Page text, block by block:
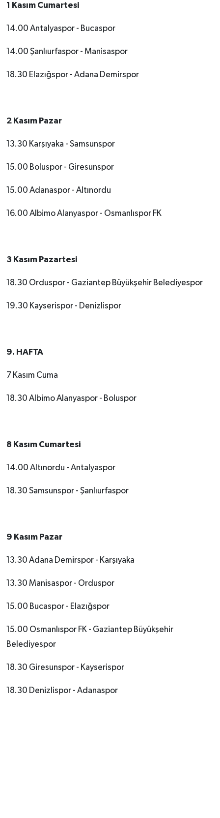
1 Kasım Cumartesi
14.00 Antalyaspor - Bucaspor
14.00 Şanlıurfaspor - Manisaspor
18.30 Elazığspor - Adana Demirspor
2 Kasım Pazar
13.30 Karşıyaka - Samsunspor
15.00 Boluspor - Giresunspor
15.00 Adanaspor - Altınordu
16.00 Albimo Alanyaspor - Osmanlıspor FK
3 Kasım Pazartesi
18.30 Orduspor - Gaziantep Büyükşehir Belediyespor
19.30 Kayserispor - Denizlispor
9. HAFTA
7 Kasım Cuma
18.30 Albimo Alanyaspor - Boluspor
8 Kasım Cumartesi
14.00 Altınordu - Antalyaspor
18.30 Samsunspor - Şanlıurfaspor
9 Kasım Pazar
13.30 Adana Demirspor - Karşıyaka
13.30 Manisaspor - Orduspor
15.00 Bucaspor - Elazığspor
15.00 Osmanlıspor FK - Gaziantep Büyükşehir
Belediyespor
18.30 Giresunspor - Kayserispor
18.30 Denizlispor - Adanaspor